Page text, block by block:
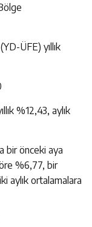
ÜFE) yıllık
%12,43, aylık
bir önceki aya
%6,77, bir
aylık ortalamalara